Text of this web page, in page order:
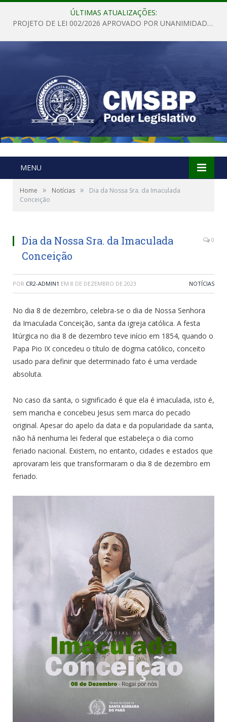
ÚLTIMAS ATUALIZAÇÕES:
PROJETO DE LEI 002/2026 APROVADO POR UNANIMIDADE EM SESSÃO ORDINÁRIA NESTA QUINTA – FEIRA 28 DE MAIO DE 2026
MENU
Home » Notícias »
Dia da Nossa Sra. da Imaculada
Conceição
Dia da Nossa Sra. da Imaculada
Conceição
0
POR CR2-ADMIN1 EM 8 DE DEZEMBRO DE 2023 NOTÍCIAS
No dia 8 de dezembro, celebra-se o dia de Nossa Senhora
da Imaculada Conceição, santa da igreja católica. A festa
litúrgica no dia 8 de dezembro teve início em 1854, quando o
Papa Pio IX concedeu o título de dogma católico, conceito
usado para definir que determinado fato é uma verdade
absoluta.
No caso da santa, o significado é que ela é imaculada, isto é,
sem mancha e concebeu Jesus sem marca do pecado
original. Apesar do apelo da data e da popularidade da santa,
não há nenhuma lei federal que estabeleça o dia como
feriado nacional. Existem, no entanto, cidades e estados que
aprovaram leis que transformaram o dia 8 de dezembro em
feriado.